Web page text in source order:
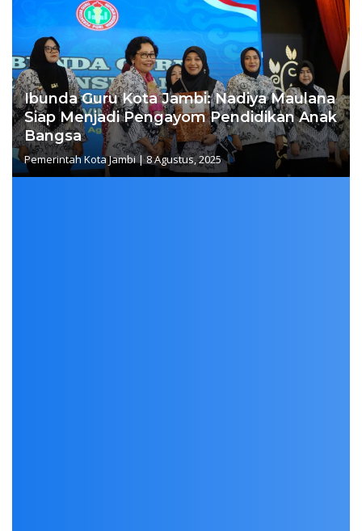
Ibunda Guru Kota Jambi: Nadiya Maulana
Siap Menjadi Pengayom Pendidikan Anak
Bangsa
Pemerintah Kota Jambi|8 Agustus, 2025